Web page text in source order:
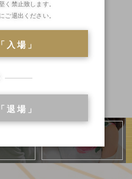
く禁止致します。
ご退出ください。
入場」
退場」